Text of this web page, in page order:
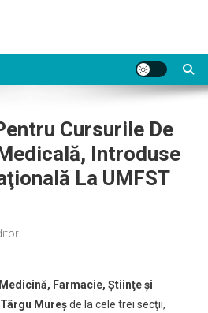
Cursurile De
Introduse
La UMFST
Farmacie, Ştiinţe şi
Mureşde la cele trei secţii,